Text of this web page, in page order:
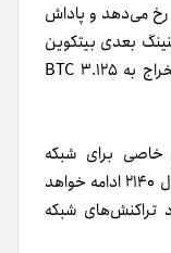
رخ می‌دهد و پاداش
بعدی بیتکوین
در سال ۲۰۲۴ رخ خواهد داد و پاداش استخراج به ۳.۱۲۵ BTC
خاصی برای شبکه
بیتکوین رخ ندهد، استخراج این رمزارز تا سال ۲۱۴۰ ادامه خواهد
تراکنش‌های شبکه